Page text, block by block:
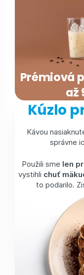
Prémiová
až
Kúzlo
Kávou
správne
Použili sme len
vystihli chuť
to podarilo.